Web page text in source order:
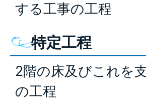
する工事の工程
特定工程
2階の床及びこれを
の工程